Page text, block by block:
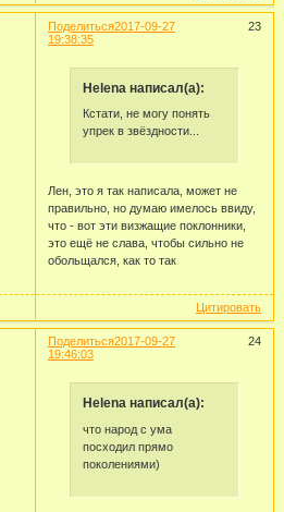
Поделиться 23
2017-09-27
19:38:35
Helena написал(а):
Кстати, не могу понять
упрек в звёздности...
Лен, это я так написала, может не
правильно, но думаю имелось ввиду,
что - вот эти визжащие поклонники,
это ещё не слава, чтобы сильно не
обольщался, как то так
Цитировать
Поделиться 24
2017-09-27
19:46:03
Helena написал(а):
что народ с ума
посходил прямо
поколениями)